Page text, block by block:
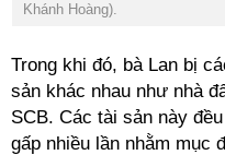
Khánh Hoàng).
Trong khi đó, bà Lan bị
sản khác nhau như nhà
SCB. Các tài sản này
gấp nhiều lần nhằm mục